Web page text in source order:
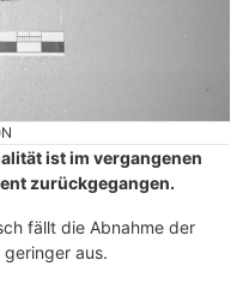
ist im vergangenen
zurückgegangen.
fällt die Abnahme der
aus.